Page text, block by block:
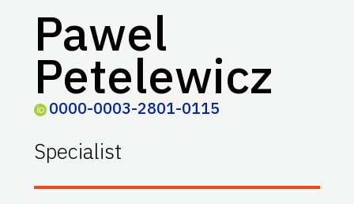
Pawel
Petelewicz
0000-0003-2801-0115
Specialist